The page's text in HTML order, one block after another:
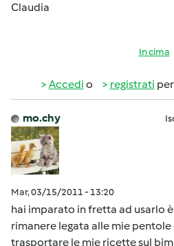
Claudia
In cima
Accedi o registrati
mo.chy
Mar, 03/15/2011 - 13:20
hai imparato in fretta ad usarlo
rimanere legata alle mie pentole
trasportare le mie ricette sul